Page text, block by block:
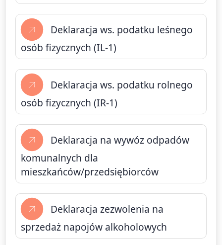
Deklaracja ws. podatku leśnego
osób fizycznych (IL-1)
Deklaracja ws. podatku rolnego
osób fizycznych (IR-1)
Deklaracja na wywóz odpadów
komunalnych dla
mieszkańców/przedsiębiorców
Deklaracja zezwolenia na
sprzedaż napojów alkoholowych